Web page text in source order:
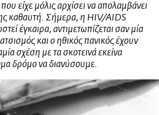
είχε μόλις αρχίσει να απολαμβάνει
καθαυτή. Σήμερα, η HIV/AIDS
έγκαιρα, αντιμετωπίζεται σαν μία
και ο ηθικός πανικός έχουν
σχέση με τα σκοτεινά εκείνα
δρόμο να διανύσουμε.